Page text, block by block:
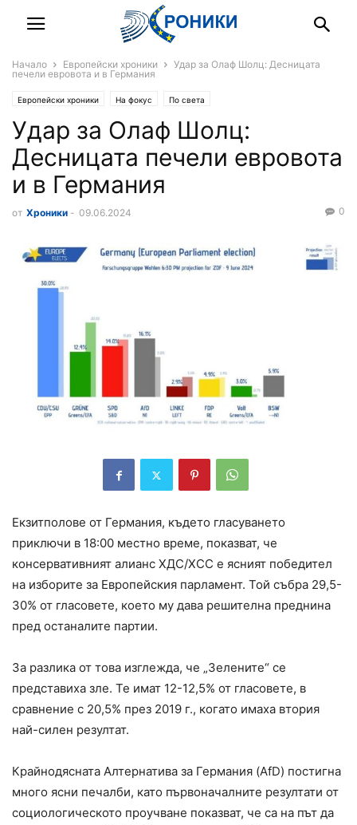
Начало Европейски хроники
Удар за Олаф Шолц: Десницата
печели евровота и в Германия
Европейски хроники На фокус По света
Удар за Олаф Шолц:
Десницата печели евровота
и в Германия
от Хроники - 09.06.2024 0
Екзитполове от Германия, където гласуването
приключи в 18:00 местно време, показват, че
консервативният алианс ХДС/ХСС е ясният победител
на изборите за Европейския парламент. Той събра 29,5-
30% от гласовете, което му дава решителна преднина
пред останалите партии.
За разлика от това изглежда, че „Зелените“ се
представиха зле. Те имат 12-12,5% от гласовете, в
сравнение с 20,5% през 2019 г., когато имаха втория
най-силен резултат.
Крайнодясната Алтернатива за Германия (AfD) постигна
много ясни печалби, като първоначалните резултати от
социологическото проучване показват, че са на път да